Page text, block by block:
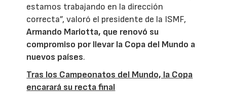
estamos trabajando en la dirección
correcta”, valoró el presidente de la ISMF,
Armando Mariotta, que renovó su
compromiso por llevar la Copa del Mundo a
nuevos países.
Tras los Campeonatos del Mundo, la Copa
encarará su recta final